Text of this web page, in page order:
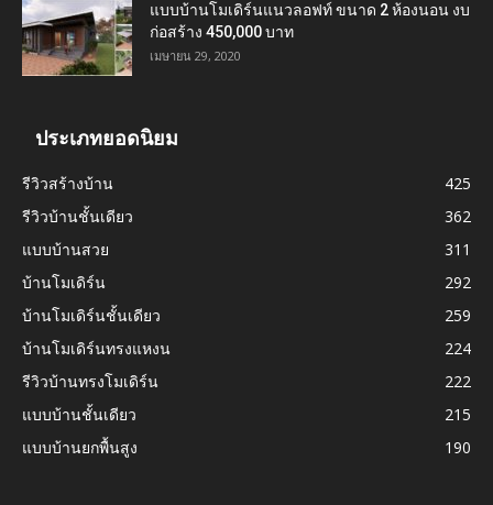
แบบบ้านโมเดิร์นแนวลอฟท์ ขนาด 2 ห้องนอน งบ
ก่อสร้าง 450,000 บาท
เมษายน 29, 2020
ประเภทยอดนิยม
รีวิวสร้างบ้าน
425
รีวิวบ้านชั้นเดียว
362
แบบบ้านสวย
311
บ้านโมเดิร์น
292
บ้านโมเดิร์นชั้นเดียว
259
บ้านโมเดิร์นทรงแหงน
224
รีวิวบ้านทรงโมเดิร์น
222
แบบบ้านชั้นเดียว
215
แบบบ้านยกพื้นสูง
190